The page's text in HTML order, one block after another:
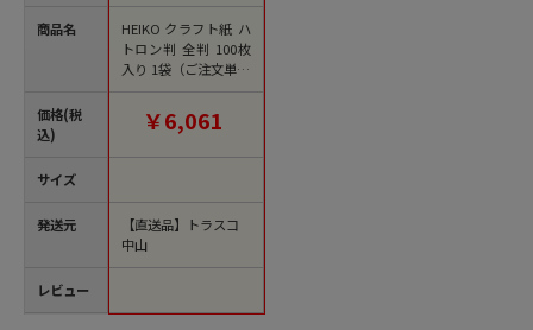
商品名
価格(税
込)
サイズ
発送元
レビュー
HEIKO クラフト紙 ハ
トロン判 全判 100枚
入り 1袋（ご注文単位
1袋）【直送品】
￥6,061
【直送品】トラスコ
中山